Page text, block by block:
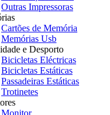
Outras Impressoras
Cartões de Memória
Memórias Usb
e Desporto
Bicicletas Eléctricas
Bicicletas Estáticas
Passadeiras Estáticas
Trotinetes
Monitor